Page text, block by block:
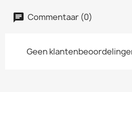
Commentaar (0)
Geen